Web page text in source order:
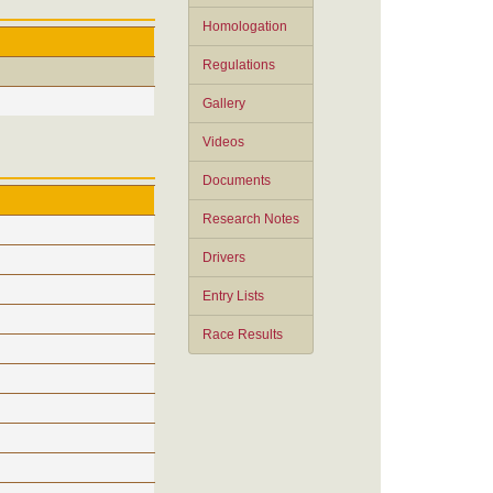
Homologation
Regulations
Gallery
Videos
Documents
Research Notes
Drivers
Entry Lists
Race Results